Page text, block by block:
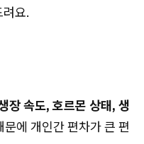
요.
장 속도, 호르몬 상태, 생
에 개인간 편차가 큰 편